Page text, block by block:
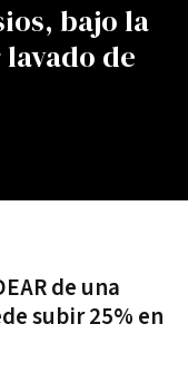
bajo la
de
de una
subir 25% en